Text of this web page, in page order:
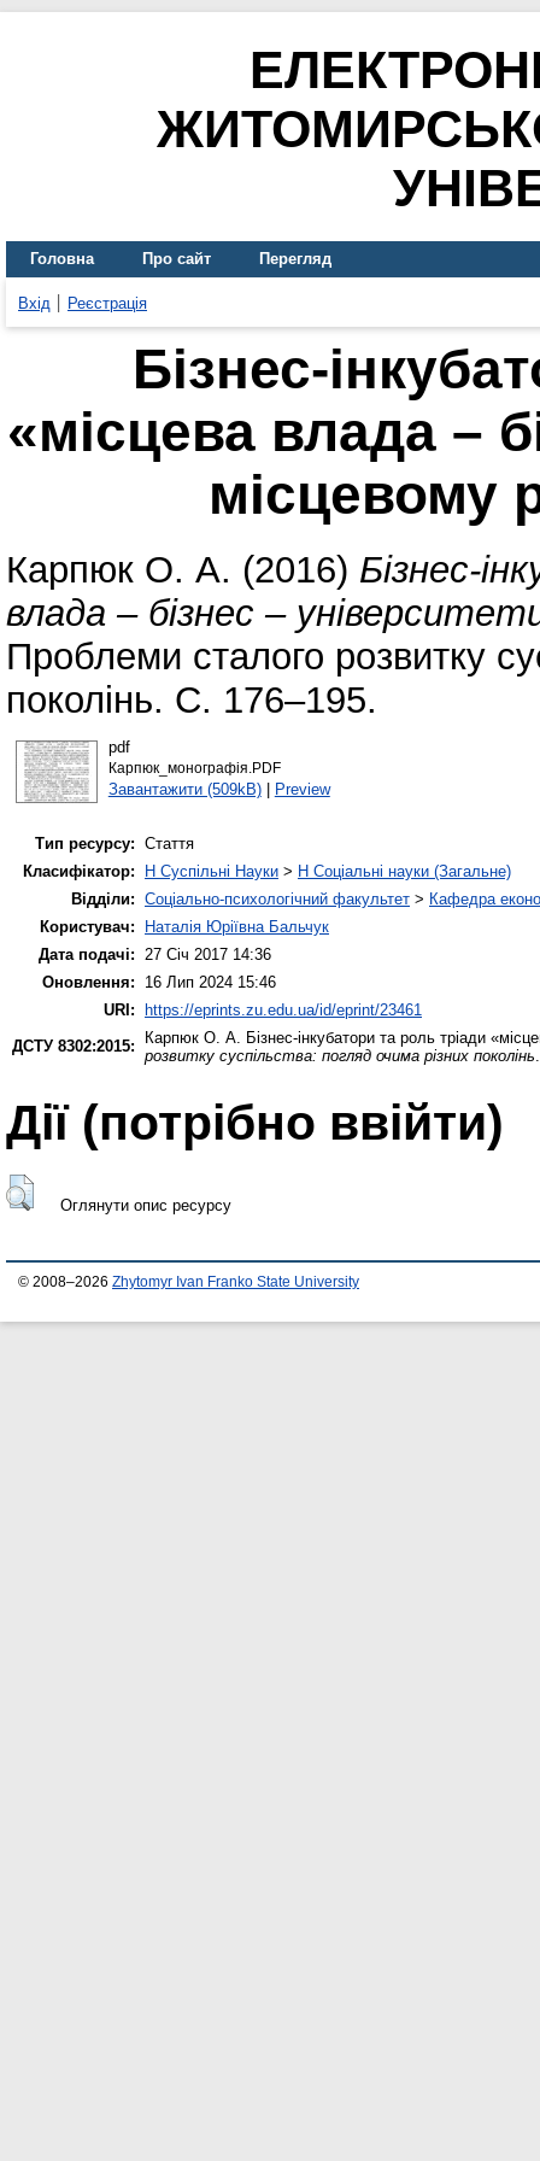
Головна Про сайт Перегляд
Вхід Реєстрація
Бізнес-
«місцева влада –
місцевому
Карпюк О. А. (2016) Бізнес-
влада – бізнес –
Проблеми сталого розвитку
поколінь. С. 176–195.
pdf
Карпюк_монографія.PDF
Завантажити (509kB)| Preview
Тип ресурсу: Стаття
Класифікатор:
H Суспільні Науки > H Соціальні науки (Загальне)
Відділи: Соціально-психологічний факультет > Кафедра
Користувач:
Наталія Юріївна Бальчук
Дата подачі: 27 Січ 2017 14:36
Оновлення:
16 Лип 2024 15:46
URI:
https://eprints.zu.edu.ua/id/eprint/23461
ДСТУ 8302:2015:
Карпюк О. А. Бізнес-інкубатори та роль тріади
розвитку суспільства: погляд очима різних поколінь
Дії ​​(потрібно ввійти)
Оглянути опис ресурсу
© 2008–2026 Zhytomyr Ivan Franko State University